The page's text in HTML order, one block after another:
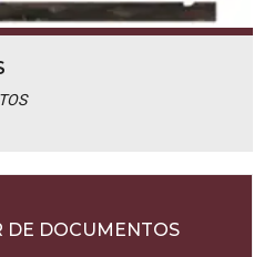
DE DOCUMENTOS